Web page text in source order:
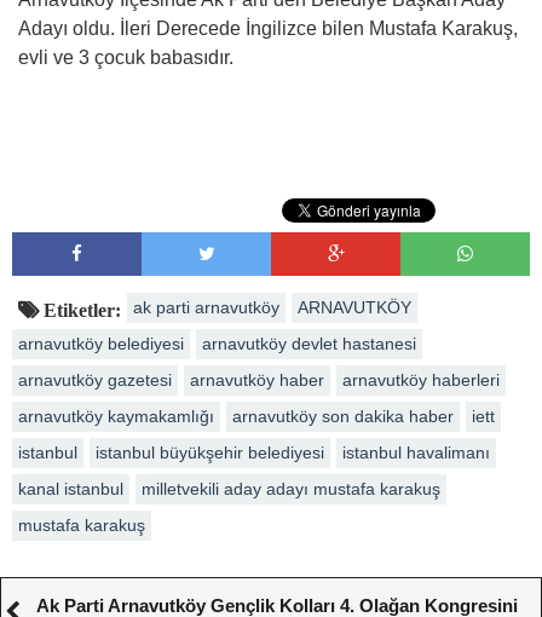
Adayı oldu. İleri Derecede İngilizce bilen Mustafa Karakuş,
evli ve 3 çocuk babasıdır.
Etiketler: ak parti arnavutköy
ARNAVUTKÖY
arnavutköy belediyesi
arnavutköy devlet hastanesi
arnavutköy gazetesi
arnavutköy haber
arnavutköy haberleri
arnavutköy kaymakamlığı
arnavutköy son dakika haber
iett
istanbul
istanbul büyükşehir belediyesi
istanbul havalimanı
kanal istanbul
milletvekili aday adayı mustafa karakuş
mustafa karakuş
Ak Parti Arnavutköy Gençlik Kolları 4. Olağan Kongresini